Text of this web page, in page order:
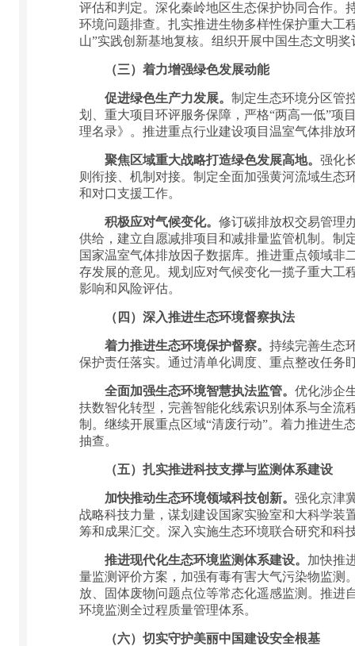
评估和判定。深化秦岭地区生态保护协同合作。
环境问题排查。扎实推进生物多样性保护重大工
山”实践创新基地复核。组织开展中国生态文明
（三）着力增强绿色发展动能
促进绿色生产力发展。 制定生态环境分区管
划、重大项目环评服务保障，严格“两高一低”项
理名录》。推进重点行业建设项目温室气体排放
聚焦区域重大战略打造绿色发展高地。 强化
则衔接、机制对接。制定全面加强黄河流域生
和对口支援工作。
积极应对气候变化。 修订碳排放权交易管理
供给，建立自愿减排项目和减排量监管机制。制
国家温室气体排放因子数据库。推进重点领域
存发展的意见。规划应对气候变化一揽子重大工
影响和风险评估。
（四）深入推进生态环境督察执法
着力推进生态环境保护督察。 持续完善生态
保护责任落实。通过清单化调度、重点整改任务
全面加强生态环境智慧执法监管。 优化涉企
扶数智化转型，完善智能化线索识别体系与全流
制。继续开展重点区域“清废行动”。着力推进生
抽查。
（五）扎实推进科技支撑与监测体系建设
加快推动生态环境领域科技创新。 强化京津
战略科技力量，谋划建设国家实验室和大科学装
筹和成果汇交。深入实施生态环境联合研究和科
推进现代化生态环境监测体系建设。 加快推
量监测评价方案，加强有毒有害大气污染物监测
放、固体废物问题点位等常态化遥感监测。推进
环境监测全过程质量管理体系。
（六）切实守护美丽中国建设安全根基